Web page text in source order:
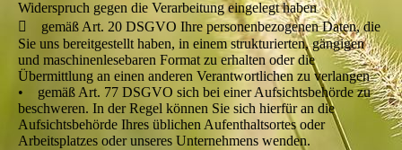
Widerspruch gegen die Verarbeitung eingelegt haben
 gemäß Art. 20 DSGVO Ihre personenbezogenen Daten, die
Sie uns bereitgestellt haben, in einem strukturierten, gängigen
und maschinenlesebaren Format zu erhalten oder die
Übermittlung an einen anderen Verantwortlichen zu verlangen
• gemäß Art. 77 DSGVO sich bei einer Aufsichtsbehörde zu
beschweren. In der Regel können Sie sich hierfür an die
Aufsichtsbehörde Ihres üblichen Aufenthaltsortes oder
Arbeitsplatzes oder unseres Unternehmens wenden.